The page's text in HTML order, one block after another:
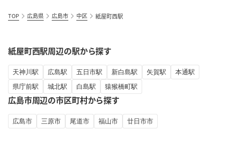
TOP 広島県 広島市 中区 紙屋町西駅
紙屋町西駅周辺の駅から探す
天神川駅 広島駅 五日市駅 新白島駅 矢賀駅
本通駅
県庁前駅
城北駅 白島駅 猿猴橋町駅
広島市周辺の市区町村から探す
広島市 三原市 尾道市 福山市 廿日市市